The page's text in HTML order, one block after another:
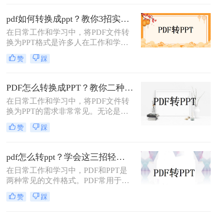
换。
pdf如何转换成ppt？教你3招实用方法轻松搞定！
在日常工作和学习中，将PDF文件转
换为PPT格式是许多人在工作和学习
中常遇到的需求，特别是当需要将
PDF中的内容进行编辑、演示或分享
文将介绍三种常用的PDF转PPT的方
法。
赞 踩
PDF怎么转换成PPT？教你二种转换方法！
在日常工作和学习中，将PDF文件转
换为PPT的需求非常常见。无论是为
了方便展示、编辑还是进一步处理，
掌握几种高效的PDF转PPT方法都是
PPT呢？本文将详细介绍两种常见的
PDF转PPT方法，帮助用户轻松完成
文件格式转换。
赞 踩
pdf怎么转ppt？学会这三招轻松搞定转换！
在日常工作和学习中，PDF和PPT是
两种常见的文件格式。PDF常用于文
档的查看和分享，而PPT则更多地用
于制作演示文稿和进行演讲。有时，
赞 踩